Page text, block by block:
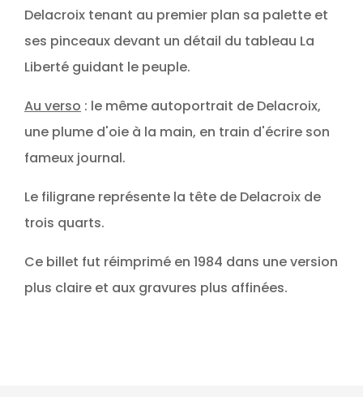
Delacroix tenant au premier plan sa palette et
ses pinceaux devant un détail du tableau La
Liberté guidant le peuple.
Au verso : le même autoportrait de Delacroix,
une plume d'oie à la main, en train d'écrire son
fameux journal.
Le filigrane représente la tête de Delacroix de
trois quarts.
Ce billet fut réimprimé en 1984 dans une version
plus claire et aux gravures plus affinées.